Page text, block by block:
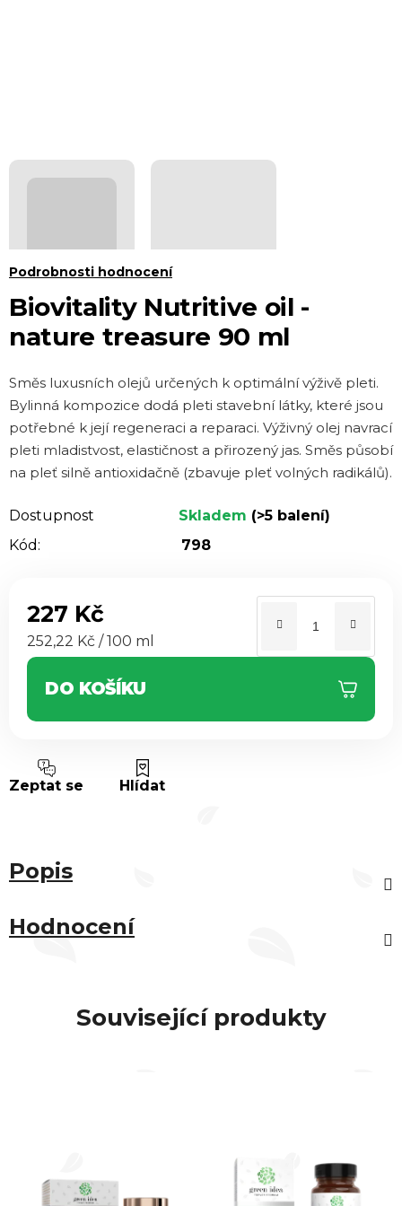
Biovitality Nutritive oil -
nature treasure 90 ml
Průměrné
hodnocení
produktu
je
z 5
hvězdiček.
Podrobnosti hodnocení
Směs luxusních olejů určených k optimální výživě pleti.
Bylinná kompozice dodá pleti stavební látky, které jsou
potřebné k její regeneraci a reparaci. Výživný olej navrací
pleti mladistvost, elastičnost a přirozený jas. Směs působí
na pleť silně antioxidačně (zbavuje pleť volných radikálů).
Dostupnost Skladem (>5 balení)
Kód:
798
227 Kč
Měrná cena:
252,22 Kč / 100 ml
DO KOŠÍKU
Zeptat se Hlídat
Popis
Hodnocení
Související produkty